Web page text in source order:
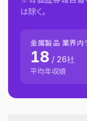
は除く。
金属製品 業界内
18 / 26社
平均年収順